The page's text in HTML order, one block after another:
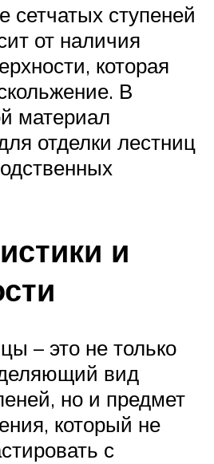
сетчатых ступеней
от наличия
которая
В
материал
отделки лестниц
и
– это не только
вид
но и предмет
который не
с